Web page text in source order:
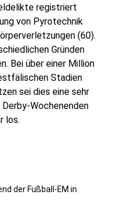
registriert
von Pyrotechnik
(60).
Gründen
Bei über einer Million
Stadien
sei dies eine sehr
Wochenenden
los.
der Fußball-EM in